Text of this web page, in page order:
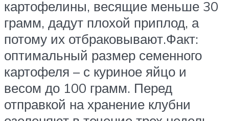
картофелины, весящие меньше 30
грамм, дадут плохой приплод, а
потому их отбраковывают.Факт:
оптимальный размер семенного
картофеля – с куриное яйцо и
весом до 100 грамм. Перед
отправкой на хранение клубни